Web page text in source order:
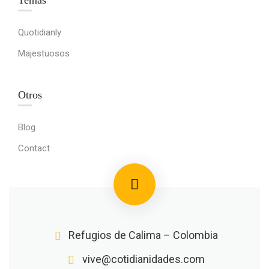
Quotidianly
Majestuosos
Otros
Blog
Contact
Refugios de Calima – Colombia
vive@cotidianidades.com